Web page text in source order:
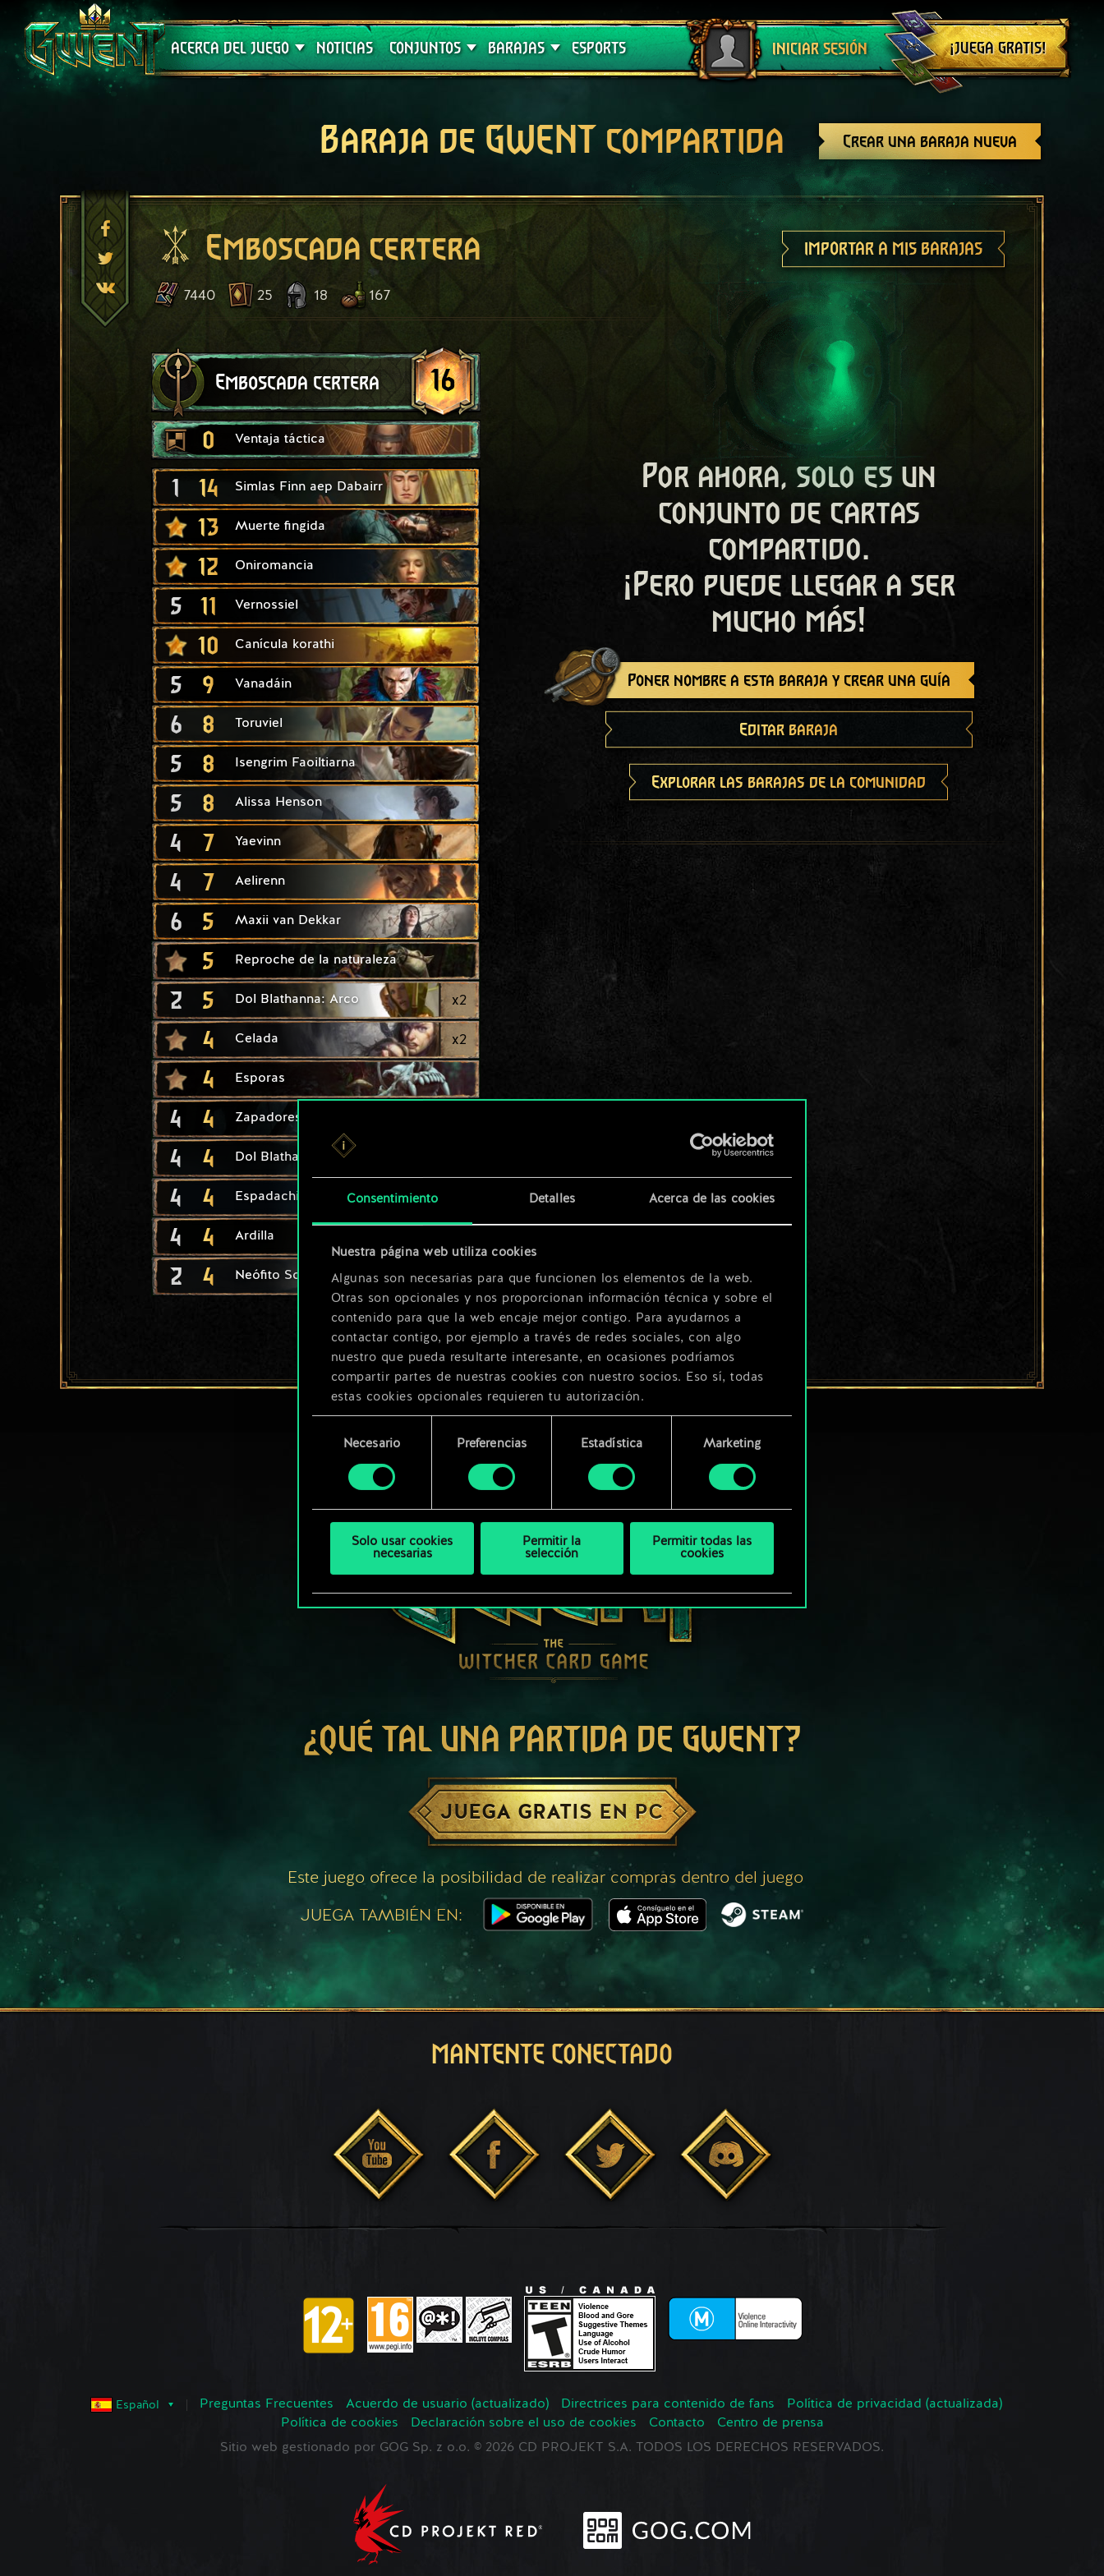
Consentimiento Detalles Acerca de las cookies
Nuestra página web utiliza cookies
Algunas son necesarias para que funcionen los elementos de la web.
Otras son opcionales y nos proporcionan información técnica y sobre el
contenido para que la web encaje mejor contigo. Para ayudarnos a
contactar contigo, por ejemplo a través de redes sociales, con algo
nuestro que pueda resultarte interesante, en ocasiones podríamos
compartir partes de nuestras cookies con nuestro socios. Eso sí, todas
estas cookies opcionales requieren tu autorización.
Encontrarás todos los detalles sobre nuestro uso de las cookies y
más abajo.
consentimiento
Necesario Preferencias Estadística Marketing
Solo usar cookies
necesarias
Permitir la
selección
Permitir todas las
cookies
ACERCA DEL JUEGO
Soporte técnico
NOTICIAS CONJUNTOS
Crimson Curse
BARAJAS
Guías de barajas
ESPORTS INICIAR SESIÓN
Cerrar sesión
¡JUEGA GRATIS!
Crear una baraja nueva
Baraja de GWENT compartida
Emboscada certera IMPORTAR A MIS BARAJAS
7440 25 18 167
Emboscada certera 16
0 Ventaja táctica
1 14 Simlas Finn aep Dabairr
13 Muerte fingida
12 Oniromancia
5 11 Vernossiel
10 Canícula korathi
5 9 Vanadáin
6 8 Toruviel
5 8 Isengrim Faoiltiarna
5 8 Alissa Henson
4 7 Yaevinn
4 7 Aelirenn
6 5 Maxii van Dekkar
5 Reproche de la naturaleza
2 5 Dol Blathanna: Arco x2
4 Celada x2
4 Esporas
4 4 Zapadores Vrihedd
4 4 Dol Blathanna: Saeta
4 4 Espadachina élfica
4 4 Ardilla
2 4 Neófito Scoia'tael
Por ahora, solo es un
conjunto de cartas
compartido.
¡Pero puede llegar a ser
mucho más!
Poner nombre a esta baraja y crear una guía
Editar baraja
Explorar las barajas de la comunidad
¿QUÉ TAL UNA PARTIDA DE GWENT?
JUEGA GRATIS EN PC
Este juego ofrece la posibilidad de realizar compras dentro del juego
JUEGA TAMBIÉN EN:
MANTENTE CONECTADO
Español Preguntas Frecuentes Acuerdo de usuario (actualizado) Directrices para contenido de fans
Política de privacidad (actualizada)
Política de cookies
Declaración sobre el uso de cookies Contacto
Centro de prensa
Sitio web gestionado por GOG Sp. z o.o. © 2026 CD PROJEKT S.A. TODOS LOS DERECHOS RESERVADOS.